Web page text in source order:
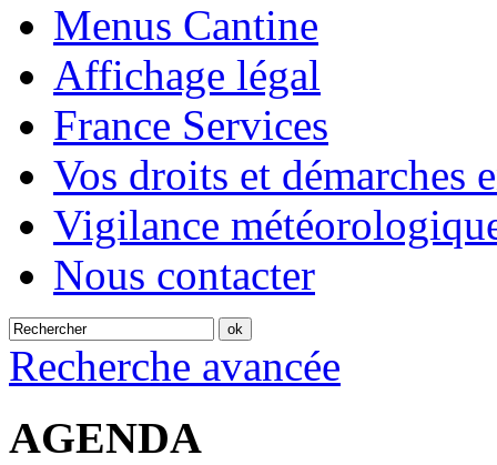
Menus Cantine
Affichage légal
France Services
Vos droits et démarches
Vigilance
Nous contacter
Recherche avancée
AGENDA